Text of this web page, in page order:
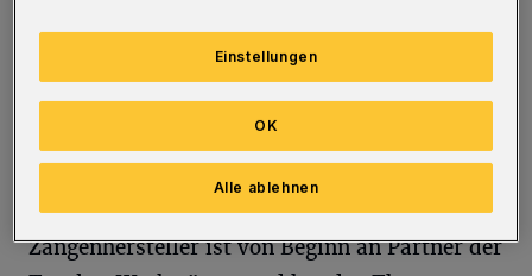
„Schichtwechsel“, der Einblicke in die jeweils
andere Arbeitswelt ermöglichen, Begegnungen
auf Augenhöhe schaffen und Barrieren
vom Wuppertaler Unternehmen KNIPEX
übernommen. Der traditionsreiche
Zangenhersteller ist von Beginn an Partner der
Einstellungen
Alle ablehnen
OK